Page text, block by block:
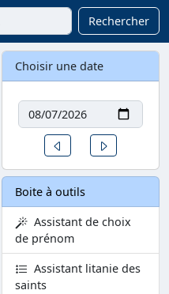
Rechercher
Choisir une date
Date
Un jour avant
Boite à outils
Assistant de choix
de prénom
Assistant litanie des
saints